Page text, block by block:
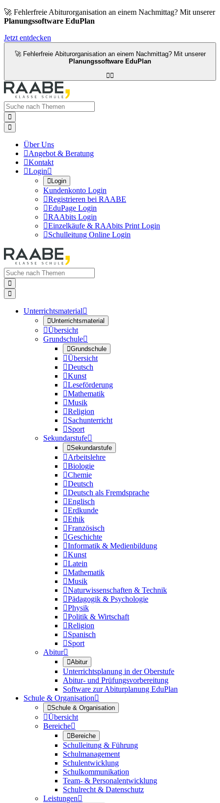
🚀 Fehlerfreie Abiturorganisation an einem Nachmittag? Mit unserer
Planungssoftware EduPlan
Jetzt entdecken
🚀 Fehlerfreie Abiturorganisation an einem Nachmittag? Mit unserer
Planungssoftware EduPlan



Über Uns
Angebot & Beratung
Kontakt
Login
Login
Kundenkonto Login
Registrieren bei RAABE
EduPage Login
RAAbits Login
Einzelkäufe & RAAbits Print Login
Schulleitung Online Login


Unterrichtsmaterial
Unterrichtsmaterial
Übersicht
Grundschule
Grundschule
Übersicht
Deutsch
Kunst
Leseförderung
Mathematik
Musik
Religion
Sachunterricht
Sport
Sekundarstufe
Sekundarstufe
Arbeitslehre
Biologie
Chemie
Deutsch
Deutsch als Fremdsprache
Englisch
Erdkunde
Ethik
Französisch
Geschichte
Informatik & Medienbildung
Kunst
Latein
Mathematik
Musik
Naturwissenschaften & Technik
Pädagogik & Psychologie
Physik
Politik & Wirtschaft
Religion
Spanisch
Sport
Abitur
Abitur
Unterrichtsplanung in der Oberstufe
Abitur- und Prüfungsvorbereitung
Software zur Abiturplanung EduPlan
Schule & Organisation
Schule & Organisation
Übersicht
Bereiche
Bereiche
Schulleitung & Führung
Schulmanagement
Schulentwicklung
Schulkommunikation
Team- & Personalentwicklung
Schulrecht & Datenschutz
Leistungen